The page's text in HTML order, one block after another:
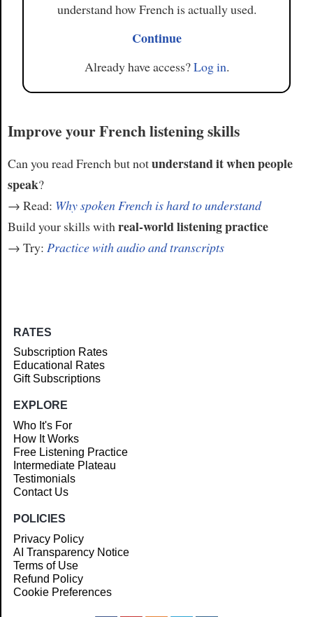
understand how French is actually used.
Continue
Already have access?Log in.
Improve your French listening skills
Can you read French but notunderstand it when people
speak?
→ Read: Why spoken French is hard to understand
Build your skills withreal-world listening practice
→ Try: Practice with audio and transcripts
RATES
Subscription Rates
Educational Rates
Gift Subscriptions
EXPLORE
Who It's For
How It Works
Free Listening Practice
Intermediate Plateau
Testimonials
Contact Us
POLICIES
Privacy Policy
AI Transparency Notice
Terms of Use
Refund Policy
Cookie Preferences